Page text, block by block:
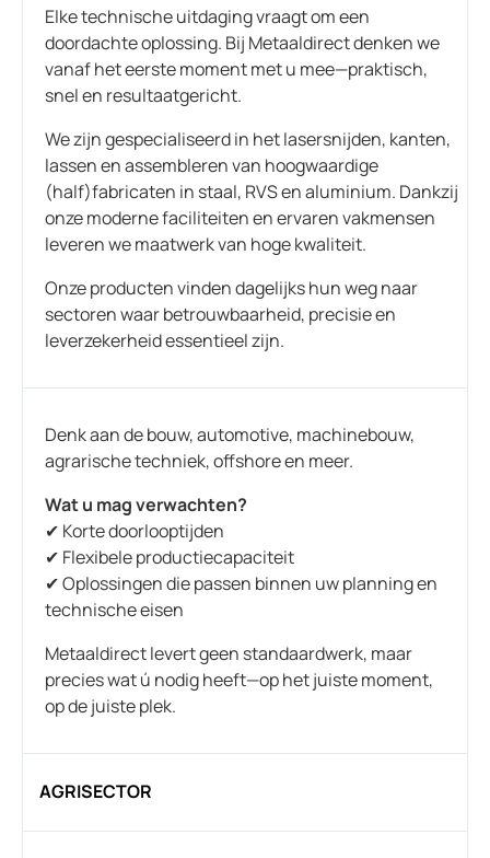
Elke technische uitdaging vraagt om een
doordachte oplossing. Bij Metaaldirect denken we
vanaf het eerste moment met u mee—praktisch,
snel en resultaatgericht.
We zijn gespecialiseerd in het lasersnijden, kanten,
lassen en assembleren van hoogwaardige
(half)fabricaten in staal, RVS en aluminium. Dankzij
onze moderne faciliteiten en ervaren vakmensen
leveren we maatwerk van hoge kwaliteit.
Onze producten vinden dagelijks hun weg naar
sectoren waar betrouwbaarheid, precisie en
leverzekerheid essentieel zijn.
Denk aan de bouw, automotive, machinebouw,
agrarische techniek, offshore en meer.
Wat u mag verwachten?
✔ Korte doorlooptijden
✔ Flexibele productiecapaciteit
✔ Oplossingen die passen binnen uw planning en
technische eisen
Metaaldirect levert geen standaardwerk, maar
precies wat ú nodig heeft—op het juiste moment,
op de juiste plek.
AGRISECTOR